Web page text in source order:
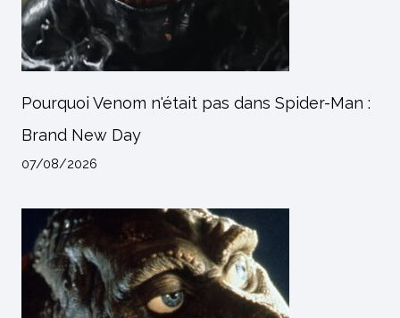
Pourquoi Venom n'était pas dans Spider-Man :
Brand New Day
07/08/2026